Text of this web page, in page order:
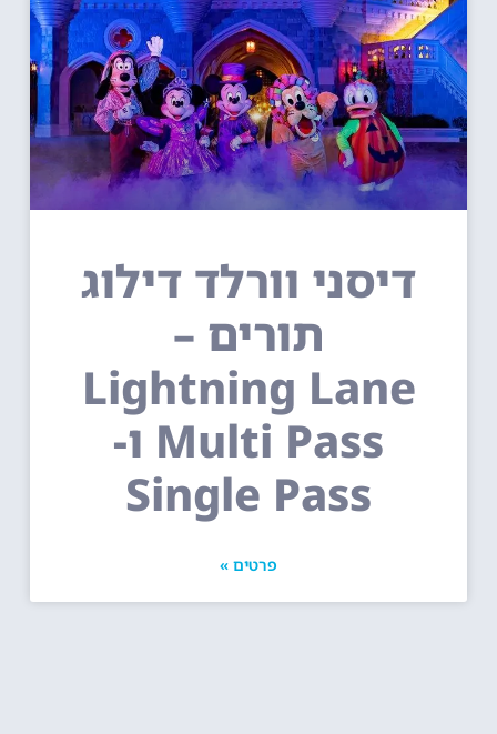
דיסני וורלד דילוג
תורים –
Lightning Lane
Multi Pass ו-
Single Pass
פרטים »